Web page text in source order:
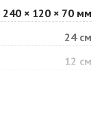
Белая
Цена по запросу
240 × 120 × 70 мм
24 см
12 см